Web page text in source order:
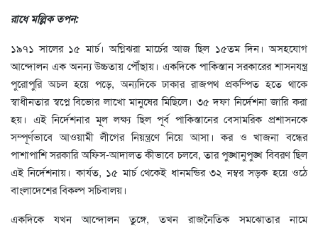
রাধে মল্লিক তপন:
১৯৭১ সালের ১৫ মার্চ। অগ্নিঝরা মার্চের আজ ছিল ১৫তম দিন। অসহযোগ
আন্দোলন এক অনন্য উচ্চতায় পৌঁছায়। একদিকে পাকিস্তান সরকারের শাসনযন্ত্র
পুরোপুরি অচল হয়ে পড়ে, অন্যদিকে ঢাকার রাজপথ প্রকম্পিত হতে থাকে
স্বাধীনতার স্বপ্নে বিভোর লাখো মানুষের মিছিলে। ৩৫ দফা নির্দেশনা জারি করা
হয়। এই নির্দেশনার মূল লক্ষ্য ছিল পূর্ব পাকিস্তানের বেসামরিক প্রশাসনকে
সম্পূর্ণভাবে আওয়ামী লীগের নিয়ন্ত্রণে নিয়ে আসা। কর ও খাজনা বন্ধের
পাশাপাশি সরকারি অফিস-আদালত কীভাবে চলবে, তার পুঙ্খানুপুঙ্খ বিবরণ ছিল
এই নির্দেশনায়। কার্যত, ১৫ মার্চ থেকেই ধানমন্ডির ৩২ নম্বর সড়ক হয়ে ওঠে
বাংলাদেশের বিকল্প সচিবালয়।
একদিকে যখন আন্দোলন তুঙ্গে, তখন রাজনৈতিক সমঝোতার নামে